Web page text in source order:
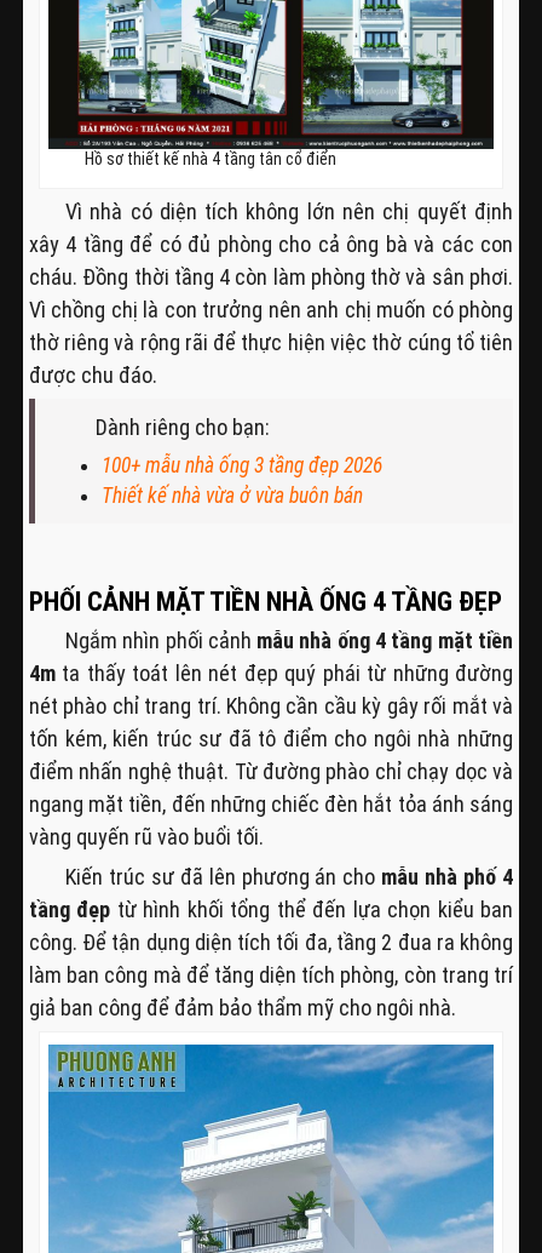
Hồ sơ thiết kế nhà 4 tầng tân cổ điển
Vì nhà có diện tích không lớn nên chị quyết định
xây 4 tầng để có đủ phòng cho cả ông bà và các con
cháu. Đồng thời tầng 4 còn làm phòng thờ và sân phơi.
Vì chồng chị là con trưởng nên anh chị muốn có phòng
thờ riêng và rộng rãi để thực hiện việc thờ cúng tổ tiên
được chu đáo.
Dành riêng cho bạn:
100+ mẫu nhà ống 3 tầng đẹp 2026
Thiết kế nhà vừa ở vừa buôn bán
PHỐI CẢNH MẶT TIỀN NHÀ ỐNG 4 TẦNG ĐẸP
Ngắm nhìn phối cảnh mẫu nhà ống 4 tầng mặt tiền
4mta thấy toát lên nét đẹp quý phái từ những đường
nét phào chỉ trang trí. Không cần cầu kỳ gây rối mắt và
tốn kém, kiến trúc sư đã tô điểm cho ngôi nhà những
điểm nhấn nghệ thuật. Từ đường phào chỉ chạy dọc và
ngang mặt tiền, đến những chiếc đèn hắt tỏa ánh sáng
vàng quyến rũ vào buổi tối.
Kiến trúc sư đã lên phương án cho mẫu nhà phố 4
tầng đẹp từ hình khối tổng thể đến lựa chọn kiểu ban
công. Để tận dụng diện tích tối đa, tầng 2 đua ra không
làm ban công mà để tăng diện tích phòng, còn trang trí
giả ban công để đảm bảo thẩm mỹ cho ngôi nhà.